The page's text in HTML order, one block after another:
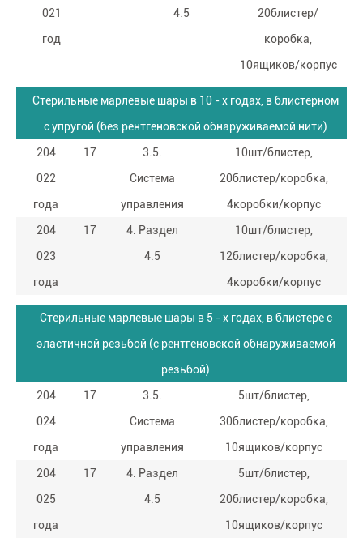
021
год
4.5
20блистер/
коробка,
10ящиков/корпус
Стерильные марлевые шары в 10 - х годах, в блистерном
с упругой (без рентгеновской обнаруживаемой нити)
204
022
года
17
3.5.
Система
управления
10шт/блистер,
20блистер/коробка,
4коробки/корпус
204
023
года
17
4. Раздел
4.5
10шт/блистер,
12блистер/коробка,
4коробки/корпус
Стерильные марлевые шары в 5 - х годах, в блистере с
эластичной резьбой (с рентгеновской обнаруживаемой
резьбой)
204
024
года
17
3.5.
Система
управления
5шт/блистер,
30блистер/коробка,
10ящиков/корпус
204
025
года
17
4. Раздел
4.5
5шт/блистер,
20блистер/коробка,
10ящиков/корпус